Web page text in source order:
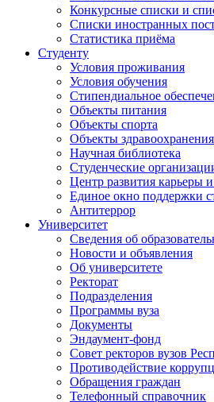
Конкурсные списки и
Списки иностранных
Статистика приёма
Студенту
Условия проживания
Условия обучения
Стипендиальное
Объекты питания
Объекты спорта
Объекты здравоохранения
Научная библиотека
Студенческие
Центр развития карьеры
Единое окно поддержки
Антитеррор
Университет
Сведения об
Новости и объявления
Об университете
Ректорат
Подразделения
Программы вуза
Документы
Эндаумент-фонд
Совет ректоров вузов
Противодействие
Обращения граждан
Телефонный справочник